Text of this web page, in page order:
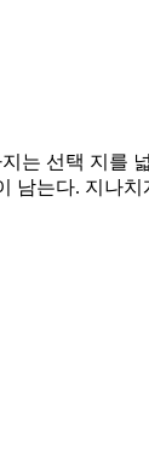
는 선택 지를
는다. 지나